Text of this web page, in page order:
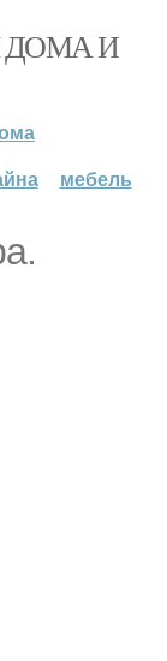
ДОМА И
мебель